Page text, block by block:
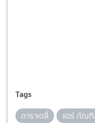
Tags
ดาราเดลี่ แอร์ ภัณฑิ